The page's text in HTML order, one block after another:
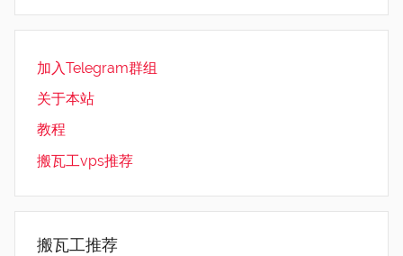
加入Telegram群组
关于本站
教程
搬瓦工vps推荐
搬瓦工推荐